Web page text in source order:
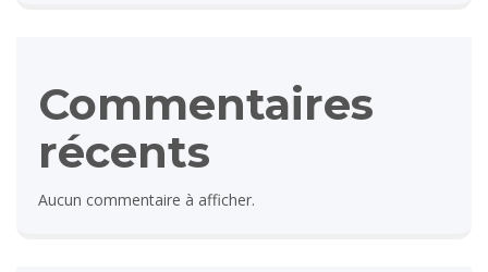
Commentaires
récents
Aucun commentaire à afficher.